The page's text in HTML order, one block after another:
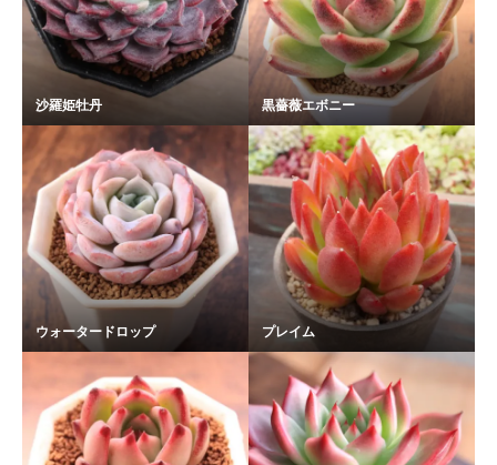
沙羅姫牡丹 黒薔薇エボニー
ウォータードロップ プレイム